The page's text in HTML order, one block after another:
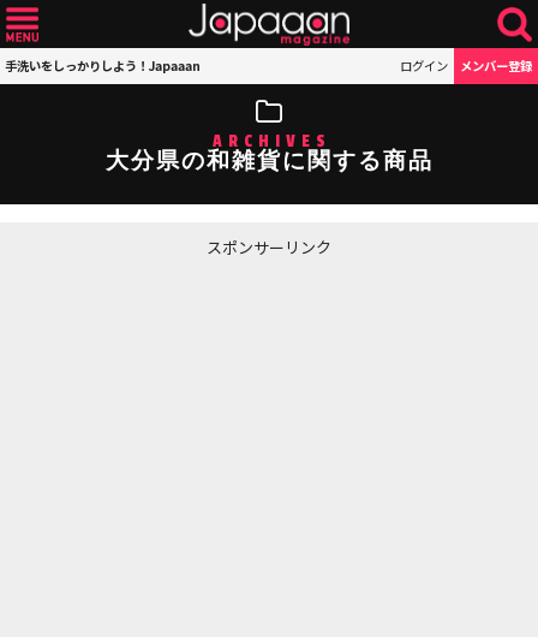
手洗いをしっかりしよう！Japaaan ログイン メンバー登録
ARCHIVES
大分県の和雑貨に関する商品
スポンサーリンク